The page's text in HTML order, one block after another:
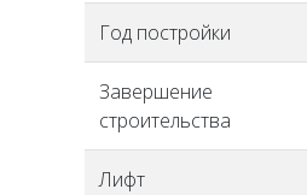
Год постройки
Завершение
строительства
Лифт